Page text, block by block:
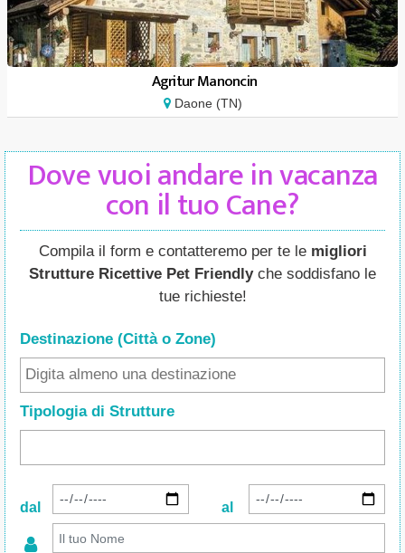
Agritur Manoncin
Daone (TN)
Dove vuoi andare in vacanza
con il tuo Cane?
Compila il form e contatteremo per te le migliori
Strutture Ricettive Pet Friendlyche soddisfano le
tue richieste!
Destinazione (Città o Zone)
Tipologia di Strutture
dal al